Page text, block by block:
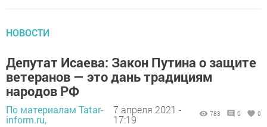
НОВОСТИ
Депутат Исаева: Закон Путина о защите
ветеранов — это дань традициям
народов РФ
По материалам Tatar-
inform.ru,
7 апреля 2021 -
17:19
783 0 0